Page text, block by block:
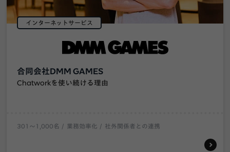
インターネットサービス
合同会社DMM GAMES
Chatworkを使い続ける理由
301〜1,000名 業務効率化 社外関係者との連携